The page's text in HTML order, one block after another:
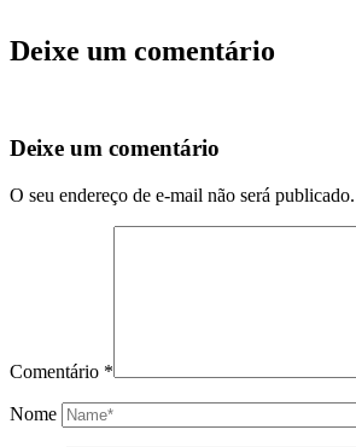
Deixe um comentário
Deixe um comentário
O seu endereço de e-mail não será publicado.
Comentário *
Nome